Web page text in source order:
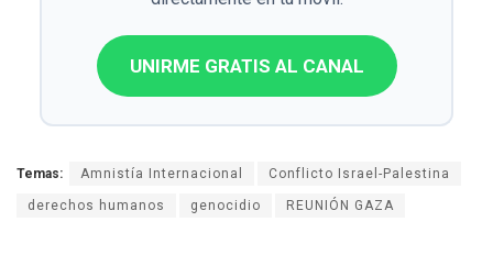
UNIRME GRATIS AL CANAL
Temas: Amnistía Internacional Conflicto Israel-Palestina
derechos humanos genocidio REUNIÓN GAZA